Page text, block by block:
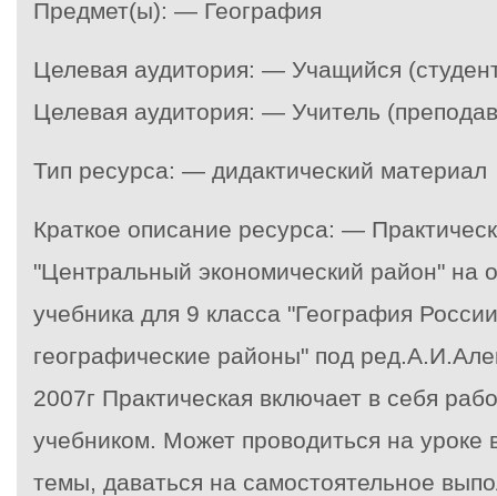
Предмет(ы): — География
Целевая аудитория: — Учащийся
Целевая аудитория: — Учитель
Тип ресурса: — дидактический материал
Краткое описание ресурса: —
"Центральный экономический район" на
учебника для 9 класса "География
географические районы" под
2007г Практическая включает в себя
учебником. Может проводиться на уроке
темы, даваться на самостоятельное